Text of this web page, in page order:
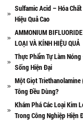
Sulfamic Acid – Hóa
Hiệu Quả Cao
AMMONIUM
LOẠI VÀ KÍNH HIỆU QUẢ
Thực Phẩm Tự Làm
Sống Hiện Đại
Một Giọt
Tông Đều Dùng?
Khám Phá Các Loại Kim
Trong Công Nghiệp Hiện